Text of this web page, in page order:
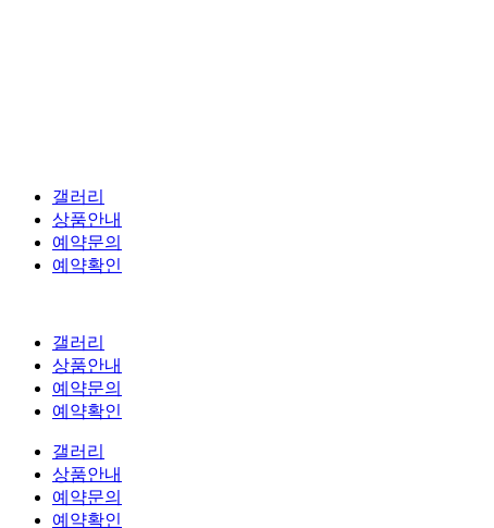
갤러리
상품안내
예약문의
예약확인
갤러리
상품안내
예약문의
예약확인
갤러리
상품안내
예약문의
예약확인